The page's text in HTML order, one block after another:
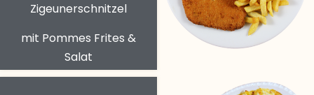
Zigeunerschnitzel
mit Pommes Frites &
Salat